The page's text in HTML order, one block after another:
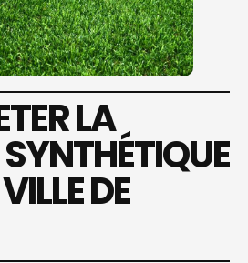
LA
DE